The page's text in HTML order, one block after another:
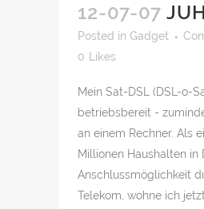
12-07-07
Posted in Gadget
0
Likes
Mein Sat-DSL (DSL-o-
betriebsbereit -
an einem Rechner. Als
Millionen Haushalten in
Anschlussmöglichkeit
Telekom, wohne ich